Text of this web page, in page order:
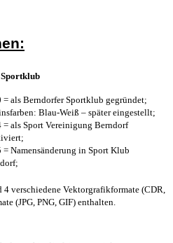
= als Berndorfer Sportklub gegründet;
Blau-Weiß – später eingestellt;
= als Sport Vereinigung Berndorf
= Namensänderung in Sport Klub
verschiedene Vektorgrafikformate (CDR,
(JPG, PNG, GIF) enthalten.